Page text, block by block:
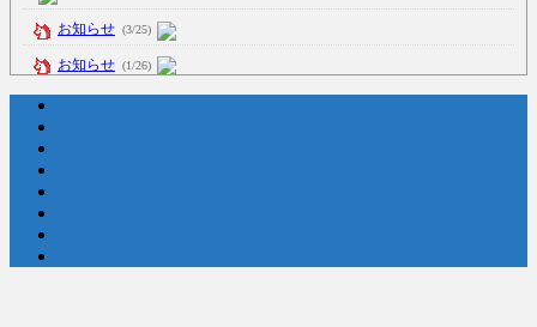
お知らせ (3/25)
お知らせ (1/26)
顔20点、体80点と評価されていた女子学生が男子学生らの性の捌け口
(7/13)